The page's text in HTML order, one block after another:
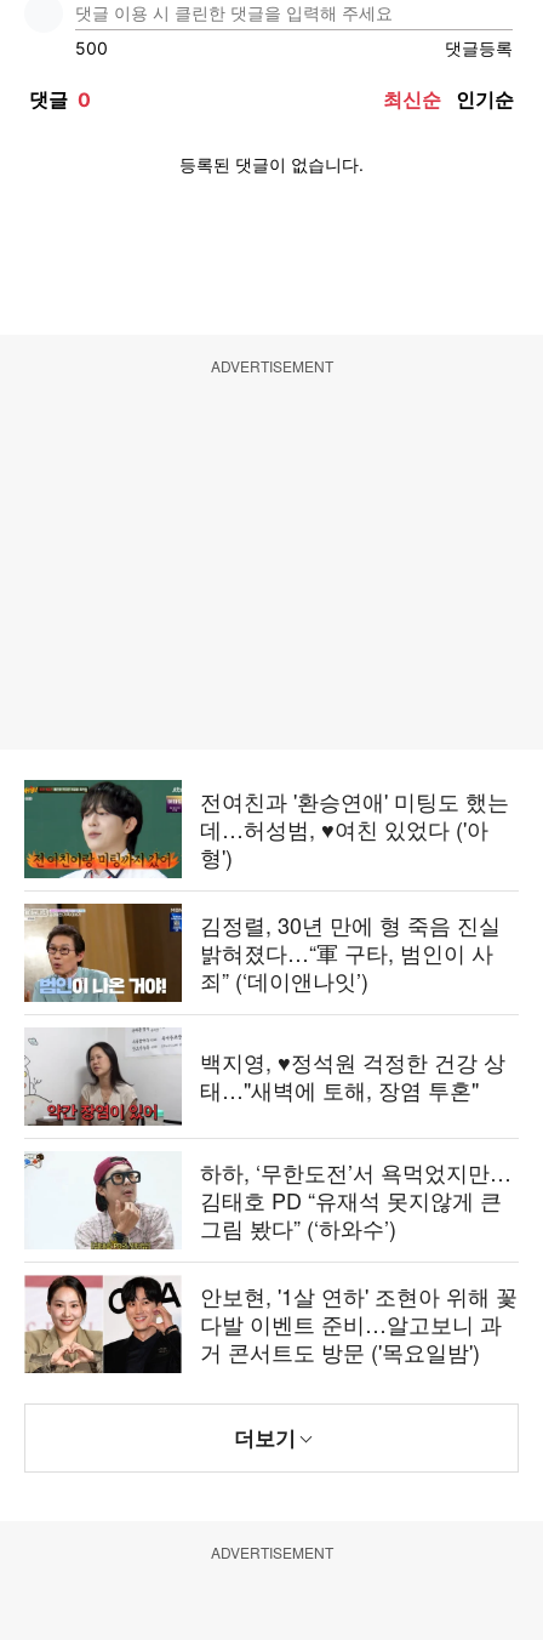
ADVERTISEMENT
전여친과 '환승연애' 미팅도 했는
데…허성범, ♥여친 있었다 ('아
형')
김정렬, 30년 만에 형 죽음 진실
밝혀졌다…“軍 구타, 범인이 사
죄” (‘데이앤나잇’)
백지영, ♥정석원 걱정한 건강 상
태…"새벽에 토해, 장염 투혼"
하하, ‘무한도전’서 욕먹었지만…
김태호 PD “유재석 못지않게 큰
그림 봤다” (‘하와수’)
안보현, '1살 연하' 조현아 위해 꽃
다발 이벤트 준비…알고보니 과
거 콘서트도 방문 ('목요일밤')
더보기
ADVERTISEMENT